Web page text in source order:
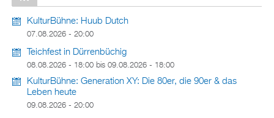
KulturBühne: Huub Dutch
07.08.2026 - 20:00
Teichfest in Dürrenbüchig
08.08.2026 - 18:00 bis 09.08.2026 - 18:00
KulturBühne: Generation XY: Die 80er, die 90er & das
Leben heute
09.08.2026 - 20:00